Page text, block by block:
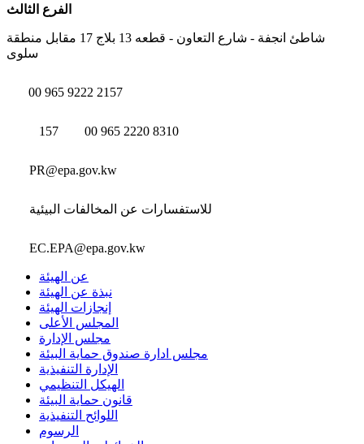
الفرع الثالث
شاطئ انجفة - شارع التعاون - قطعه 13 بلاج 17 مقابل منطقة
سلوى
00 965 9222 2157
157 00 965 2220 8310
PR@epa.gov.kw
للاستفسارات عن المخالفات البيئية
EC.EPA@epa.gov.kw
عن الهيئة
نبذة عن الهيئة
إنجازات الهيئة
المجلس الأعلى
مجلس الإدارة
مجلس ادارة صندوق حماية البيئة
الإدارة التنفيذية
الهيكل التنظيمي
قانون حماية البيئة
اللوائح التنفيذية
الرسوم